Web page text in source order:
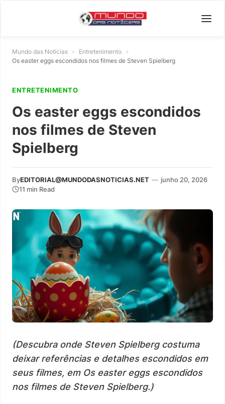
Mundo das Notícias » Entretenimento »
Os easter eggs escondidos nos filmes de Steven Spielberg
ENTRETENIMENTO
Os easter eggs escondidos
nos filmes de Steven
Spielberg
ByEDITORIAL@MUNDODASNOTICIAS.NET — junho 20, 2026
11 min Read
(Descubra onde Steven Spielberg costuma
deixar referências e detalhes escondidos em
seus filmes, em Os easter eggs escondidos
nos filmes de Steven Spielberg.)